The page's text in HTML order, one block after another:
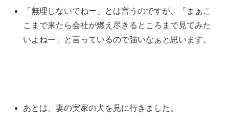
「無理しないでねー」とは言うのですが、「まぁこ
こまで来たら会社が燃え尽きるところまで見てみた
いよねー」と言っているので強いなぁと思います。
あとは、妻の実家の犬を見に行きました。